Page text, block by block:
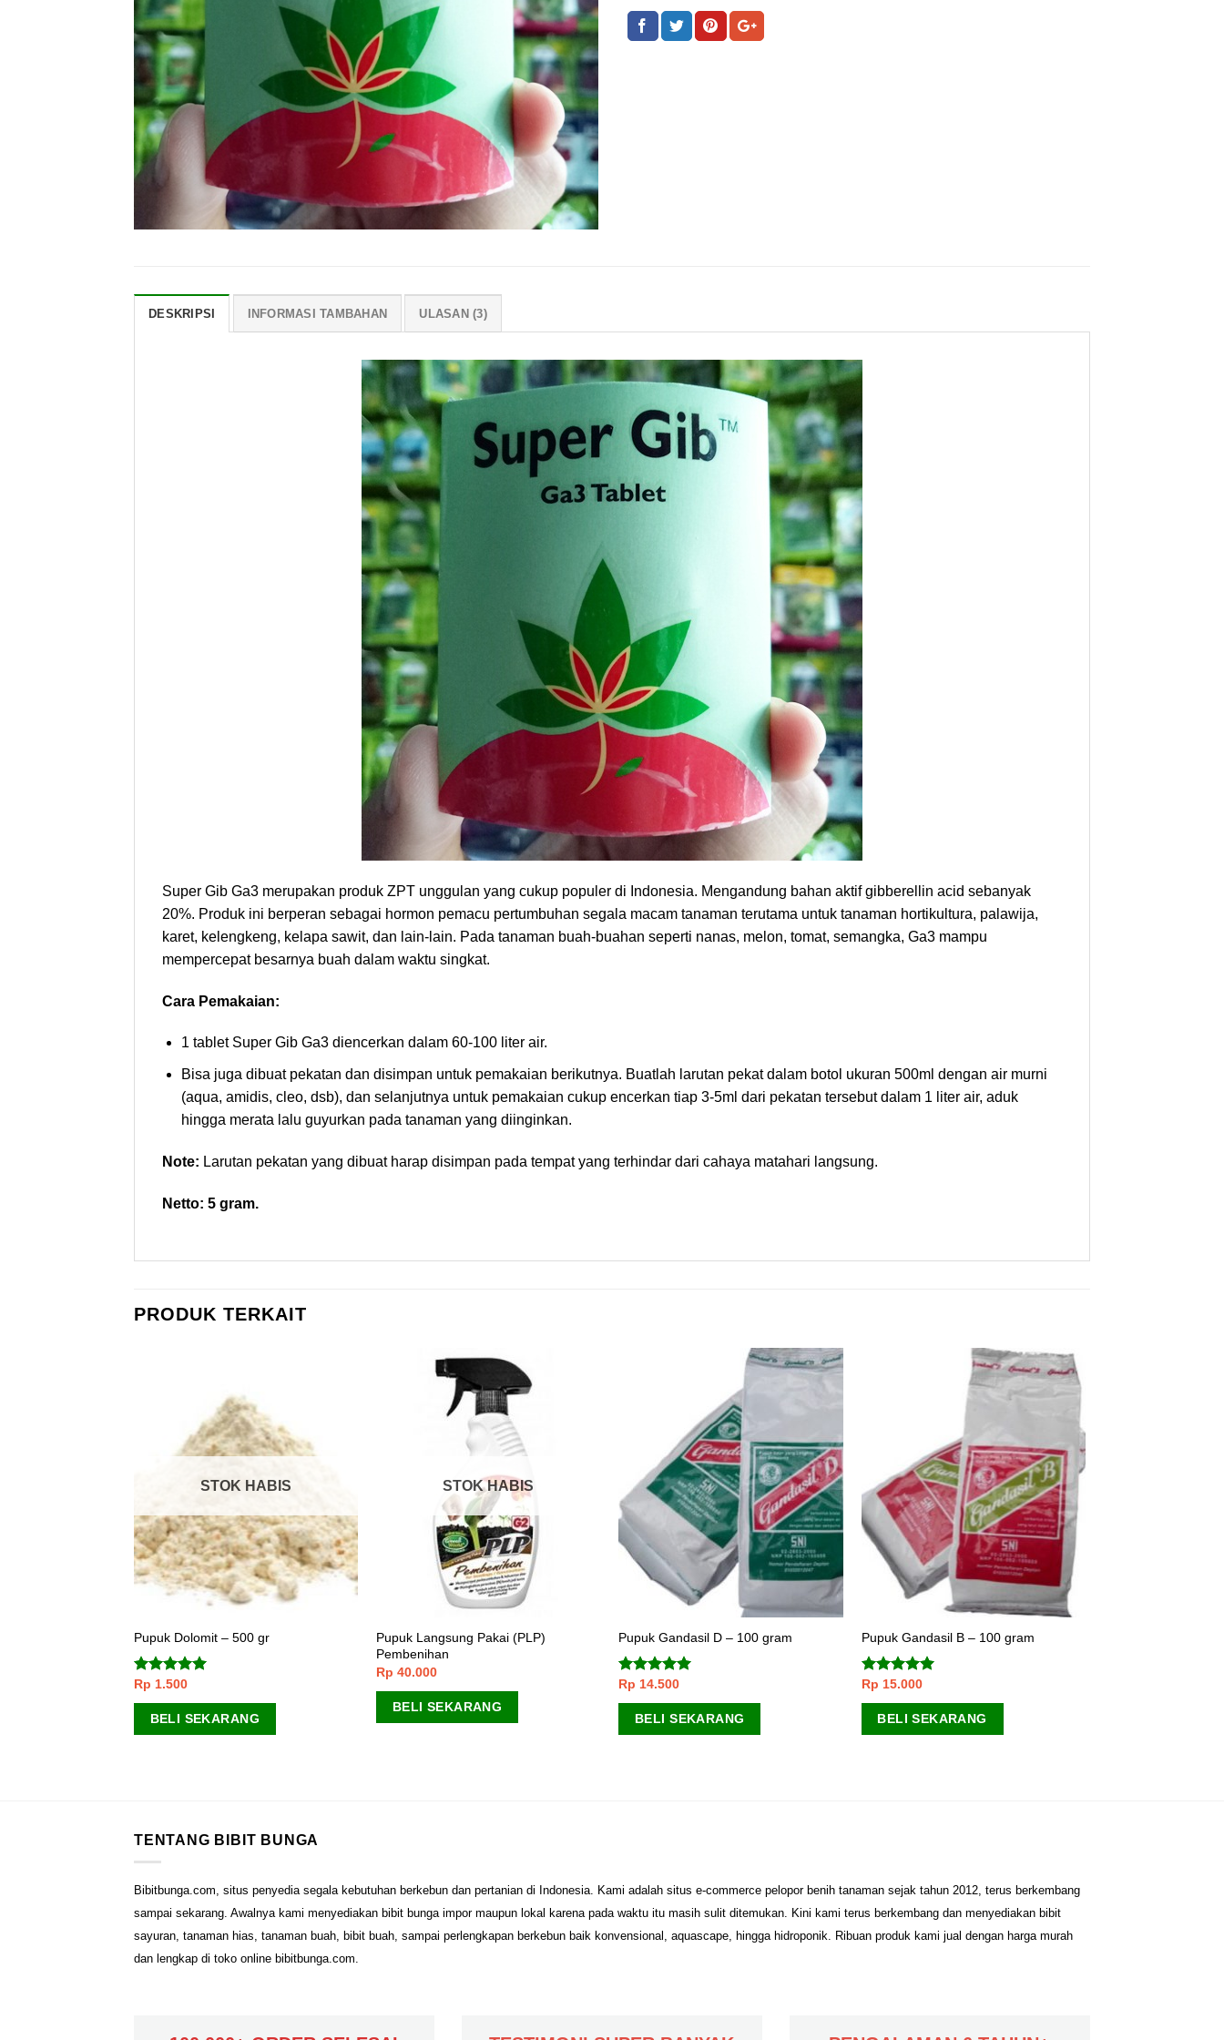
DESKRIPSI INFORMASI TAMBAHAN ULASAN (3)
Super Gib Ga3 merupakan produk ZPT unggulan yang cukup populer di Indonesia. Mengandung bahan aktif gibberellin acid sebanyak
20%. Produk ini berperan sebagai hormon pemacu pertumbuhan segala macam tanaman terutama untuk tanaman hortikultura, palawija,
karet, kelengkeng, kelapa sawit, dan lain-lain. Pada tanaman buah-buahan seperti nanas, melon, tomat, semangka, Ga3 mampu
mempercepat besarnya buah dalam waktu singkat.
Cara Pemakaian:
1 tablet Super Gib Ga3 diencerkan dalam 60-100 liter air.
Bisa juga dibuat pekatan dan disimpan untuk pemakaian berikutnya. Buatlah larutan pekat dalam botol ukuran 500ml dengan air murni
(aqua, amidis, cleo, dsb), dan selanjutnya untuk pemakaian cukup encerkan tiap 3-5ml dari pekatan tersebut dalam 1 liter air, aduk
hingga merata lalu guyurkan pada tanaman yang diinginkan.
Note: Larutan pekatan yang dibuat harap disimpan pada tempat yang terhindar dari cahaya matahari langsung.
Netto: 5 gram.
PRODUK TERKAIT
STOK HABIS
Pupuk Dolomit – 500 gr
Dinilai5.00
dari 5
Rp 1.500
BELI SEKARANG
STOK HABIS
Pupuk Langsung Pakai (PLP)
Pembenihan
Rp 40.000
BELI SEKARANG
Pupuk Gandasil D – 100 gram
Dinilai5.00
dari 5
Rp 14.500
BELI SEKARANG
Pupuk Gandasil B – 100 gram
Dinilai5.00
dari 5
Rp 15.000
BELI SEKARANG
TENTANG BIBIT BUNGA
Bibitbunga.com, situs penyedia segala kebutuhan berkebun dan pertanian di Indonesia. Kami adalah situs e-commerce pelopor benih tanaman sejak tahun 2012, terus berkembang
sampai sekarang. Awalnya kami menyediakan bibit bunga impor maupun lokal karena pada waktu itu masih sulit ditemukan. Kini kami terus berkembang dan menyediakan bibit
sayuran, tanaman hias, tanaman buah, bibit buah, sampai perlengkapan berkebun baik konvensional, aquascape, hingga hidroponik. Ribuan produk kami jual dengan harga murah
dan lengkap di toko online bibitbunga.com.